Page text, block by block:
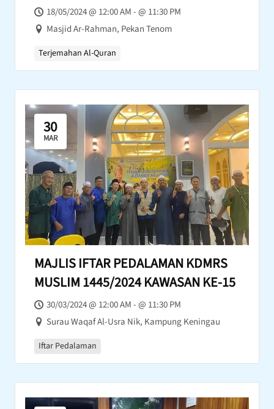
18/05/2024 @ 12:00 AM - @ 11:30 PM
Masjid Ar-Rahman, Pekan Tenom
Terjemahan Al-Quran
30
MAR
MAJLIS IFTAR PEDALAMAN KDMRS
MUSLIM 1445/2024 KAWASAN KE-15
30/03/2024 @ 12:00 AM - @ 11:30 PM
Surau Waqaf Al-Usra Nik, Kampung Keningau
Iftar Pedalaman